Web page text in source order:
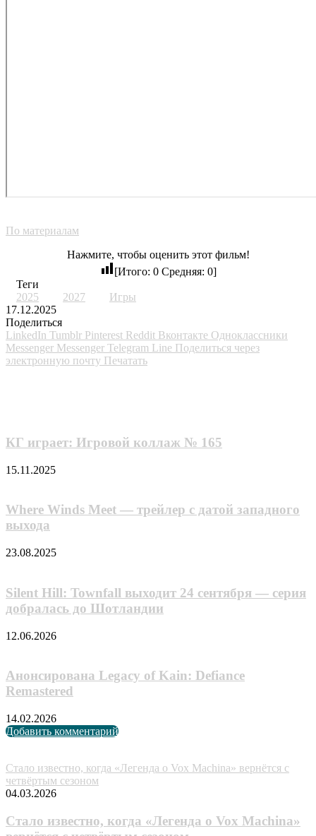
По материалам
Нажмите, чтобы оценить этот фильм!
[Итого: 0Средняя: 0]
Теги
2025
2027
Игры
17.12.2025
Поделиться
LinkedIn Tumblr Pinterest Reddit Вконтакте Одноклассники
Messenger Messenger Telegram Line Поделиться через
электронную почту Печатать
КГ играет: Игровой коллаж № 165
15.11.2025
Where Winds Meet — трейлер с датой западного
выхода
23.08.2025
Silent Hill: Townfall выходит 24 сентября — серия
добралась до Шотландии
12.06.2026
Анонсирована Legacy of Kain: Defiance
Remastered
14.02.2026
Добавить комментарий
Стало известно, когда «Легенда о Vox Machina» вернётся с
четвёртым сезоном
04.03.2026
Стало известно, когда «Легенда о Vox Machina»